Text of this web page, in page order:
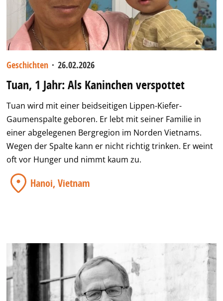
Geschichten · 26.02.2026
Tuan, 1 Jahr: Als Kaninchen verspottet
Tuan wird mit einer beidseitigen Lippen-Kiefer-
Gaumenspalte geboren. Er lebt mit seiner Familie in
einer abgelegenen Bergregion im Norden Vietnams.
Wegen der Spalte kann er nicht richtig trinken. Er weint
oft vor Hunger und nimmt kaum zu.
Hanoi, Vietnam